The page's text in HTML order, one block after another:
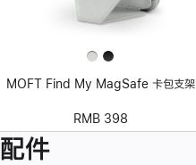
MOFT Find My MagSafe 卡包支架
RMB 398
配件